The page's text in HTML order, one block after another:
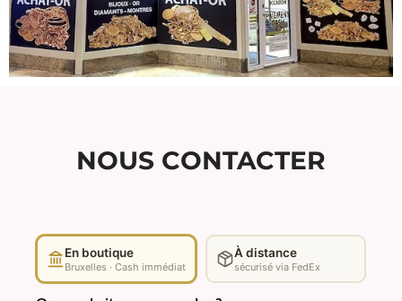
NOUS CONTACTER
En boutique
Bruxelles · Cash immédiat
À distance
sécurisé via FedEx